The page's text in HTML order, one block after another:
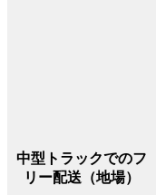
中型トラックでのフ
リー配送（地場）